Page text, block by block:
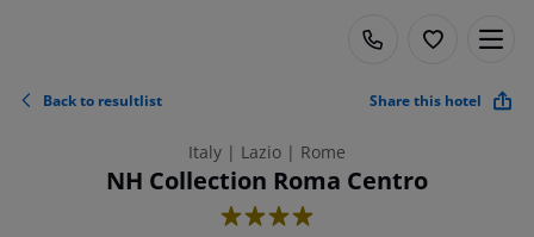
Back to resultlist Share this hotel
Italy | Lazio | Rome
NH Collection Roma Centro
4